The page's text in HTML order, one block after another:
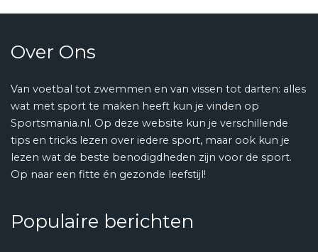
Over Ons
Van voetbal tot zwemmen en van vissen tot darten: alles
wat met sport te maken heeft kun je vinden op
Sportsmania.nl. Op deze website kun je verschillende
tips en tricks lezen over iedere sport, maar ook kun je
lezen wat de beste benodigdheden zijn voor de sport.
Op naar een fitte én gezonde leefstijl!
Populaire berichten